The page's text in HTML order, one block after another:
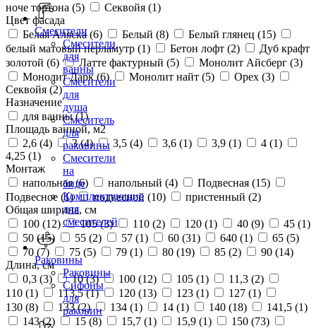
Смесители
Смесители
для
ванны
Смесители
для
душа
Смеситель
для
раковины
Смесители
на
биде
Комплектующие
для
смесителей
Раковины
Раковины
Сифоны
для
раковин
ноче тортона (5) Секвойя (1)
Цвет фасада
Белая Аляска (6) Белый (8) Белый глянец (15)
белый матовый перламутр (1) Бетон лофт (2)
Дуб крафт
золотой (6) Латте фактурный (5) Монолит Айсберг (3)
Монолит Дарк (6) Монолит найт (5) Орех (3)
Секвойя (2)
Назначение
для ванны (1)
Площадь ванной, м2
2,6 (4) 3 (4) 3,5 (4) 3,6 (1) 3,9 (1) 4 (1)
4,25 (1)
Монтаж
напольная (6) напольный (4) Подвесная (15)
Подвесное (1) подвесной (10) пристенный (2)
Общая ширина, см
100 (12) 105 (3) 110 (2) 120 (1) 40 (9) 45 (1)
50 (15) 55 (2) 57 (1) 60 (31) 640 (1) 65 (5)
70 (7) 75 (5) 79 (1) 80 (19) 85 (2) 90 (14)
Длина, см
0,3 (3) 10 (3) 100 (12) 105 (1) 11,3 (2)
110 (1) 113,5 (1) 120 (13) 123 (1) 127 (1)
130 (8) 133 (2) 134 (1) 14 (1) 140 (18) 141,5 (1)
143 (2) 15 (8) 15,7 (1) 15,9 (1) 150 (73)